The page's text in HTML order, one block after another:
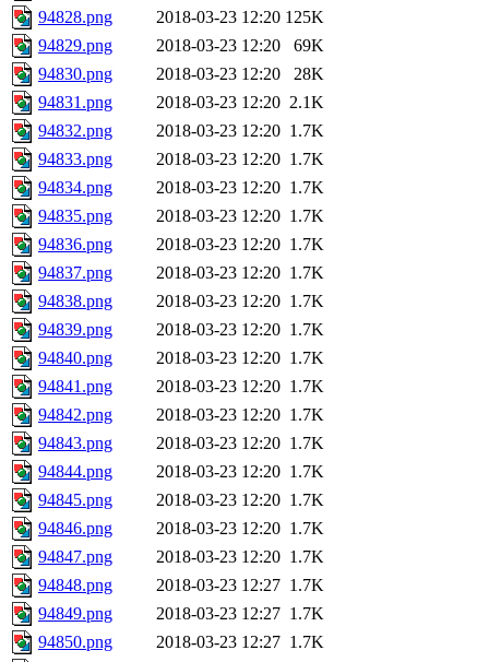
94828.png
2018-03-23 12:20 125K
94829.png
2018-03-23 12:20
69K
94830.png
2018-03-23 12:20
28K
94831.png
2018-03-23 12:20 2.1K
94832.png
2018-03-23 12:20 1.7K
94833.png
2018-03-23 12:20 1.7K
94834.png
2018-03-23 12:20 1.7K
94835.png
2018-03-23 12:20 1.7K
94836.png
2018-03-23 12:20 1.7K
94837.png
2018-03-23 12:20 1.7K
94838.png
2018-03-23 12:20 1.7K
94839.png
2018-03-23 12:20 1.7K
94840.png
2018-03-23 12:20 1.7K
94841.png
2018-03-23 12:20 1.7K
94842.png
2018-03-23 12:20 1.7K
94843.png
2018-03-23 12:20 1.7K
94844.png
2018-03-23 12:20 1.7K
94845.png
2018-03-23 12:20 1.7K
94846.png
2018-03-23 12:20 1.7K
94847.png
2018-03-23 12:20 1.7K
94848.png
2018-03-23 12:27 1.7K
94849.png
2018-03-23 12:27 1.7K
94850.png
2018-03-23 12:27 1.7K